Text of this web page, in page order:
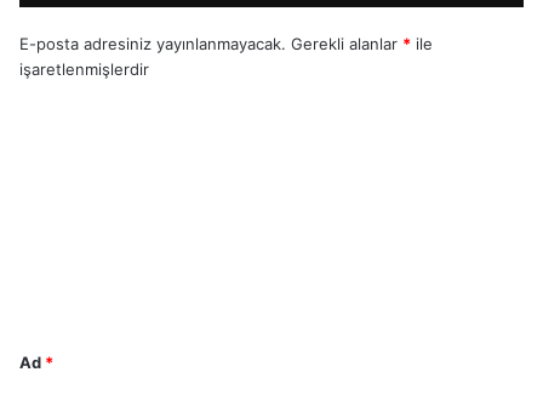
E-posta adresiniz yayınlanmayacak. Gerekli alanlar * ile
işaretlenmişlerdir
Ad *